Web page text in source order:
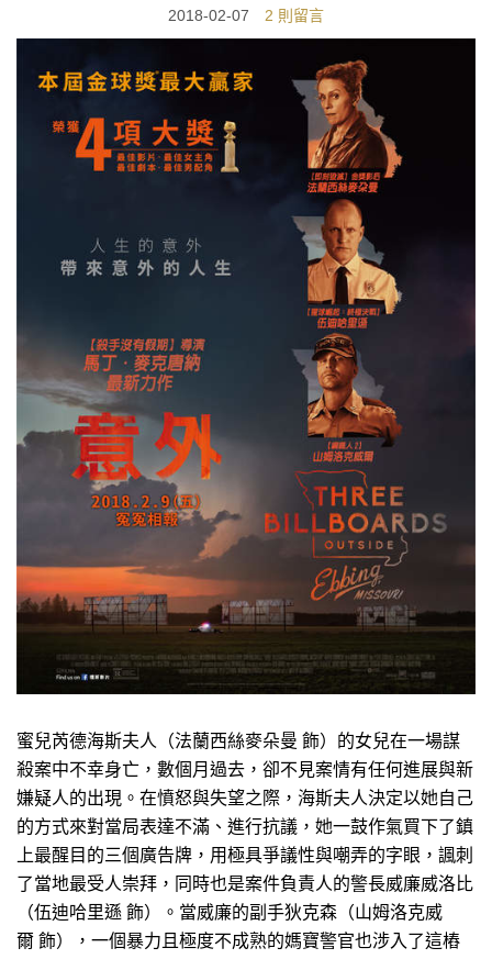
2018-02-07 2 則留言
蜜兒芮德海斯夫人（法蘭西絲麥朵曼 飾）的女兒在一場謀
殺案中不幸身亡，數個月過去，卻不見案情有任何進展與新
嫌疑人的出現。在憤怒與失望之際，海斯夫人決定以她自己
的方式來對當局表達不滿、進行抗議，她一鼓作氣買下了鎮
上最醒目的三個廣告牌，用極具爭議性與嘲弄的字眼，諷刺
了當地最受人崇拜，同時也是案件負責人的警長威廉威洛比
（伍迪哈里遜 飾）。當威廉的副手狄克森（山姆洛克威
爾 飾），一個暴力且極度不成熟的媽寶警官也涉入了這樁